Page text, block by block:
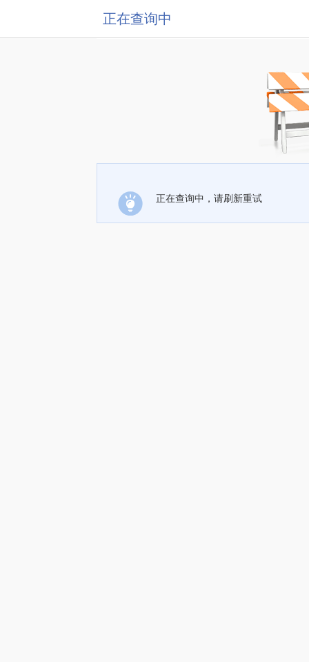
正在查询中
正在查询中，请刷新重试